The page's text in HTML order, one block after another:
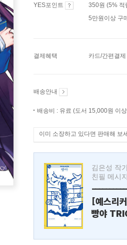
YES포인트
350원 (5% 적
5만원이상 구
결제혜택 카드/간편결
배송안내
배송비 : 유료 (도서 15,000원 이
이미 소장하고 있다면 판매해 보
김은성 작
친필 메시
[예스리
빵야